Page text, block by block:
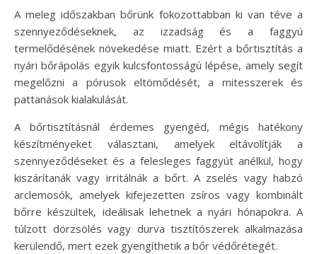
A meleg időszakban bőrünk fokozottabban ki van téve a
szennyeződéseknek, az izzadság és a faggyú
termelődésének növekedése miatt. Ezért a bőrtisztítás a
nyári bőrápolás egyik kulcsfontosságú lépése, amely segít
megelőzni a pórusok eltömődését, a mitesszerek és
pattanások kialakulását.
A bőrtisztításnál érdemes gyengéd, mégis hatékony
készítményeket választani, amelyek eltávolítják a
szennyeződéseket és a felesleges faggyút anélkül, hogy
kiszárítanák vagy irritálnák a bőrt. A zselés vagy habzó
arclemosók, amelyek kifejezetten zsíros vagy kombinált
bőrre készültek, ideálisak lehetnek a nyári hónapokra. A
túlzott dörzsölés vagy durva tisztítószerek alkalmazása
kerülendő, mert ezek gyengíthetik a bőr védőrétegét.